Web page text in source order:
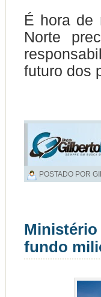
É hora de
Norte
futuro dos
POSTADO POR
Ministério
fundo